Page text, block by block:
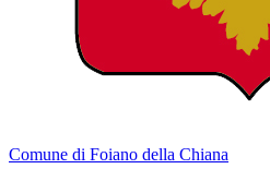
Comune di Foiano della Chiana